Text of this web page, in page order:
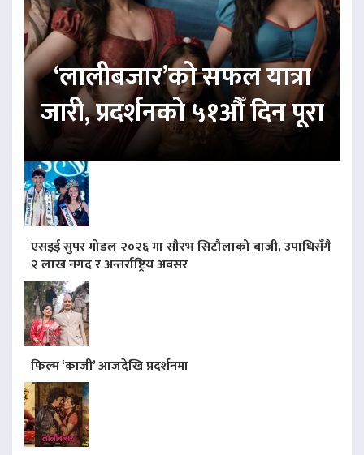
‘लालीबजार’को सफल यात्रा
जारी, प्रदर्शनको ५१औँ दिन पूरा
एसइई सुपर मोडल २०२६ मा सौरभ सिटौलाको बाजी, उपाधिसँगै
२ लाख नगद र अन्तर्राष्ट्रिय अवसर
फिल्म ‘काजी’ आजदेखि प्रदर्शनमा